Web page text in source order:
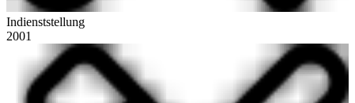
Indienststellung
2001